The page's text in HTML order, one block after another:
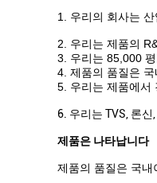
1. 우리의 회사는
2. 우리는 제품의
3. 우리는 85,000
4. 제품의 품질은
5. 우리는 제품에서
6. 우리는 TVS, 론
제품은 나타납니다
제품의 품질은 국